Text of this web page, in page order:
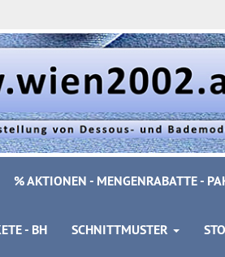
% AKTIONEN - MENGENRABATTE -
- BH SCHNITTMUSTER